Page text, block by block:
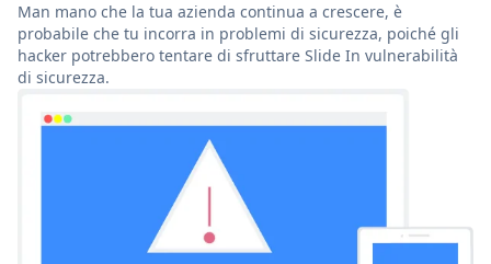
Man mano che la tua azienda continua a crescere, è
probabile che tu incorra in problemi di sicurezza, poiché gli
hacker potrebbero tentare di sfruttare Slide In vulnerabilità
di sicurezza.